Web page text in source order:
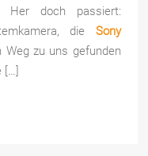
Her doch passiert:
die Sony
Weg zu uns gefunden
[…]